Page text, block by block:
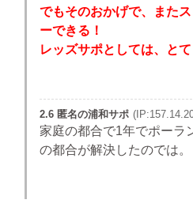
でもそのおかげで、また
ーできる！
レッズサポとしては、とて
2.6 匿名の浦和サポ
家庭の都合で1年でポーラ
の都合が解決したのでは。